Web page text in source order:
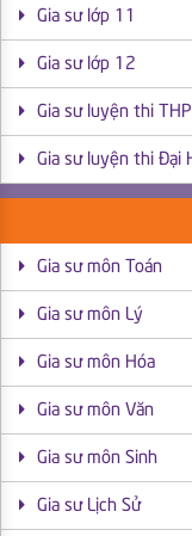
Gia sư lớp 11
Gia sư lớp 12
Gia sư luyện thi
Gia sư luyện thi Đại
Gia sư môn Toán
Gia sư môn Lý
Gia sư môn Hóa
Gia sư môn Văn
Gia sư môn Sinh
Gia sư Lịch Sử